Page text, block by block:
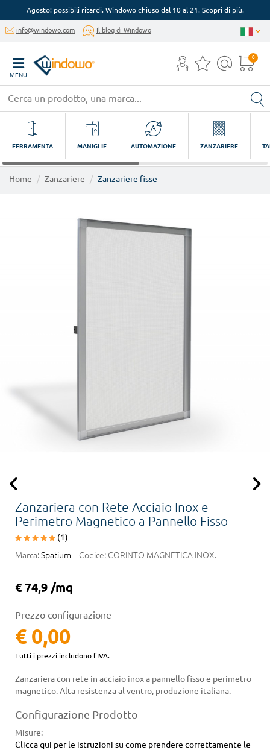
Agosto: possibili ritardi. Windowo chiuso dal 10 al 21. Scopri di più.
info@windowo.com Il blog di Windowo
MENU
0
FERRAMENTA MANIGLIE AUTOMAZIONE ZANZARIERE
Home Zanzariere Zanzariere fisse
Zanzariera con Rete Acciaio Inox e
Perimetro Magnetico a Pannello Fisso
(1)
Marca:Spatium Codice: CORINTO MAGNETICA INOX.
€ 74,9 /mq
Prezzo configurazione
€ 0,00
Tutti i prezzi includono l'IVA.
Zanzariera con rete in acciaio inox a pannello fisso e perimetro
magnetico. Alta resistenza al ventro, produzione italiana.
Configurazione Prodotto
Misure:
Clicca qui per le istruzioni su come prendere correttamente le